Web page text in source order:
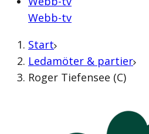
Webb-tv
Start
Ledamöter & partier
Roger Tiefensee (C)